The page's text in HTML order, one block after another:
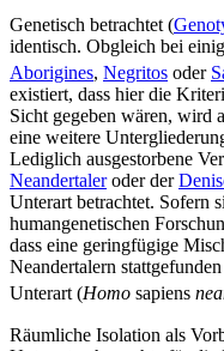
Genetisch betrachtet (
identisch. Obgleich bei
Aborigines, Negritos oder
existiert, dass hier die
Sicht gegeben wären, wird
eine weitere
Lediglich ausgestorbene
Neandertaleroder der
Unterart betrachtet. Sofern
humangenetischen
dass eine geringfügige
Neandertalern
Unterart (Homo sapiens
Räumliche Isolation als